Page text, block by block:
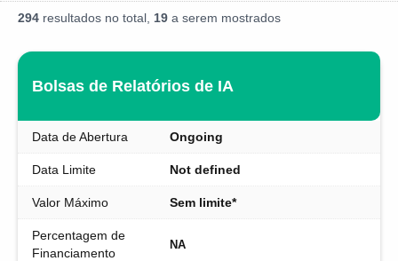
294 resultados no total, 19 a serem mostrados
Bolsas de Relatórios de IA
Data de Abertura Ongoing
Data Limite Not defined
Valor Máximo Sem limite*
Percentagem de
Financiamento
NA